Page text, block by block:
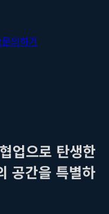
문의하기
업으로 탄생한
공간을 특별하